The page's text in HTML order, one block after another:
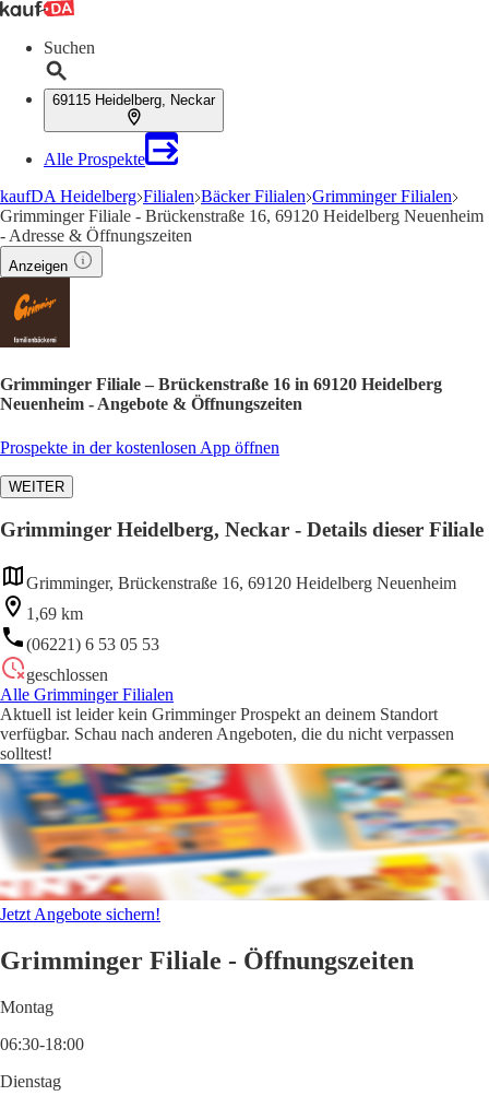
Suchen
69115 Heidelberg, Neckar
Alle Prospekte
kaufDA Heidelberg Filialen Bäcker Filialen Grimminger Filialen
Grimminger Filiale - Brückenstraße 16, 69120 Heidelberg Neuenheim
- Adresse & Öffnungszeiten
Anzeigen
Grimminger Filiale – Brückenstraße 16 in 69120 Heidelberg
Neuenheim - Angebote & Öffnungszeiten
Prospekte in der kostenlosen App öffnen
WEITER
Grimminger Heidelberg, Neckar - Details dieser Filiale
Grimminger, Brückenstraße 16, 69120 Heidelberg Neuenheim
1,69 km
(06221) 6 53 05 53
geschlossen
Alle Grimminger Filialen
Aktuell ist leider kein Grimminger Prospekt an deinem Standort
verfügbar. Schau nach anderen Angeboten, die du nicht verpassen
solltest!
Jetzt Angebote sichern!
Grimminger Filiale - Öffnungszeiten
Montag
06:30-18:00
Dienstag